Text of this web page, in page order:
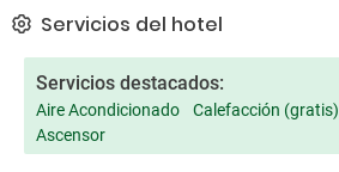
Servicios del hotel
Servicios destacados:
Aire Acondicionado Calefacción (gratis)
Ascensor